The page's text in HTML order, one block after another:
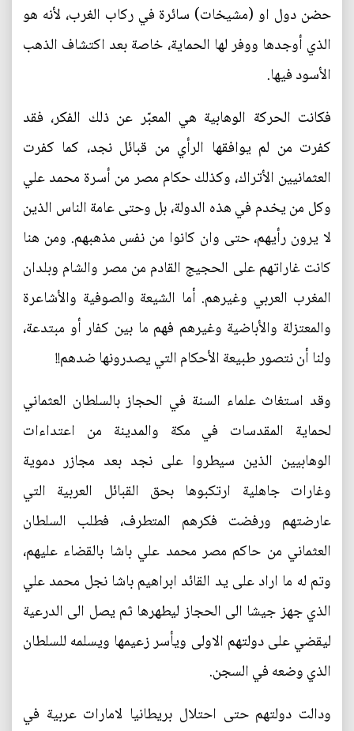
حضن دول او (مشيخات) سائرة في ركاب الغرب، لأنه هو
الذي أوجدها ووفر لها الحماية، خاصة بعد اكتشاف الذهب
الأسود فيها.
فكانت الحركة الوهابية هي المعبّر عن ذلك الفكر، فقد
كفرت من لم يوافقها الرأي من قبائل نجد، كما كفرت
العثمانيين الأتراك، وكذلك حكام مصر من أسرة محمد علي
وكل من يخدم في هذه الدولة، بل وحتى عامة الناس الذين
لا يرون رأيهم، حتى وان كانوا من نفس مذهبهم. ومن هنا
كانت غاراتهم على الحجيج القادم من مصر والشام وبلدان
المغرب العربي وغيرهم. أما الشيعة والصوفية والأشاعرة
والمعتزلة والأباضية وغيرهم فهم ما بين كفار أو مبتدعة،
ولنا أن نتصور طبيعة الأحكام التي يصدرونها ضدهم!!
وقد استغاث علماء السنة في الحجاز بالسلطان العثماني
لحماية المقدسات في مكة والمدينة من اعتداءات
الوهابيين الذين سيطروا على نجد بعد مجازر دموية
وغارات جاهلية ارتكبوها بحق القبائل العربية التي
عارضتهم ورفضت فكرهم المتطرف، فطلب السلطان
العثماني من حاكم مصر محمد علي باشا بالقضاء عليهم،
وتم له ما اراد على يد القائد ابراهيم باشا نجل محمد علي
الذي جهز جيشا الى الحجاز ليطهرها ثم يصل الى الدرعية
ليقضي على دولتهم الاولى ويأسر زعيمها ويسلمه للسلطان
الذي وضعه في السجن.
ودالت دولتهم حتى احتلال بريطانيا لامارات عربية في